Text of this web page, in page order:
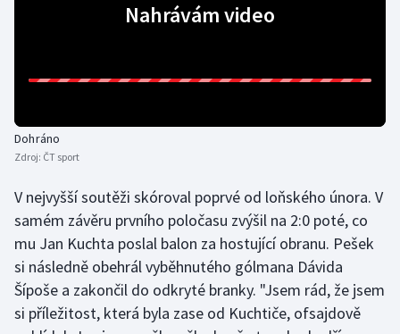
Ragby
Rychlostní kanoistika
Short track
Sportovní střelba
Nahrávám video
Dohráno
Zdroj: ČT sport
V nejvyšší soutěži skóroval poprvé od loňského února. V
samém závěru prvního poločasu zvýšil na 2:0 poté, co
mu Jan Kuchta poslal balon za hostující obranu. Pešek
si následně obehrál vyběhnutého gólmana Dávida
Šípoše a zakončil do odkryté branky. "Jsem rád, že jsem
si příležitost, která byla zase od Kuchtiče, ofsajdově